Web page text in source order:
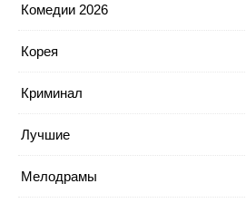
Комедии 2026
Корея
Криминал
Лучшие
Мелодрамы